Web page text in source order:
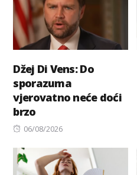
Džej Di Vens: Do
sporazuma
vjerovatno neće doći
brzo
Posted
06/08/2026